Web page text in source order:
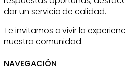
dar un servicio de calidad.
Te invitamos a vivir la
nuestra comunidad.
NAVEGACIÓN